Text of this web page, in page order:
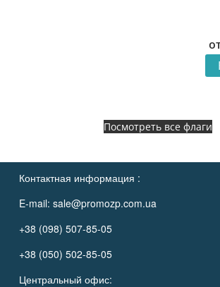
Посмотреть все флаги
Контактная информация :
E-mail: sale@promozp.com.ua
+38 (098) 507-85-05
+38 (050) 502-85-05
Центральный офис: